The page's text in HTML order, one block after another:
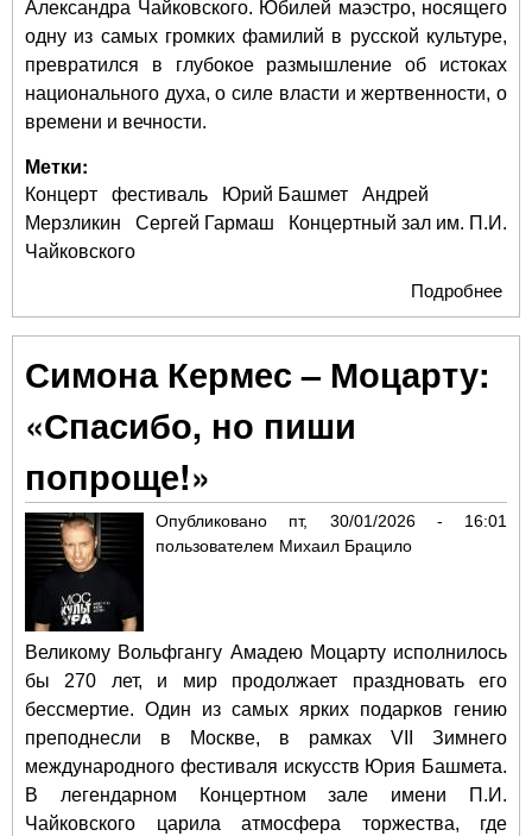
Александра Чайковского. Юбилей маэстро, носящего
одну из самых громких фамилий в русской культуре,
превратился в глубокое размышление об истоках
национального духа, о силе власти и жертвенности, о
времени и вечности.
Метки:
Концерт фестиваль Юрий Башмет
Андрей
Мерзликин
Сергей Гармаш
Концертный зал им. П.И.
Чайковского
Подробнее
Симона Кермес – Моцарту:
«Спасибо, но пиши
попроще!»
Опубликовано пт, 30/01/2026 - 16:01
пользователем Михаил Брацило
Великому Вольфгангу Амадею Моцарту исполнилось
бы 270 лет, и мир продолжает праздновать его
бессмертие. Один из самых ярких подарков гению
преподнесли в Москве, в рамках VII Зимнего
международного фестиваля искусств Юрия Башмета.
В легендарном Концертном зале имени П.И.
Чайковского царила атмосфера торжества, где